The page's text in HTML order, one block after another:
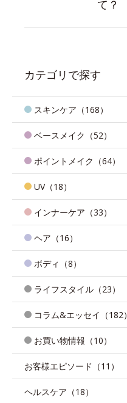
て？
カテゴリで探す
スキンケア（168）
ベースメイク（52）
ポイントメイク（64）
UV（18）
インナーケア（33）
ヘア（16）
ボディ（8）
ライフスタイル（23）
コラム&エッセイ（182）
お買い物情報（10）
お客様エピソード（11）
ヘルスケア（18）